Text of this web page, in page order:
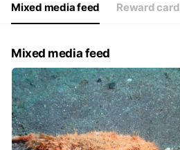
Mixed media feed Reward card
Mixed media feed